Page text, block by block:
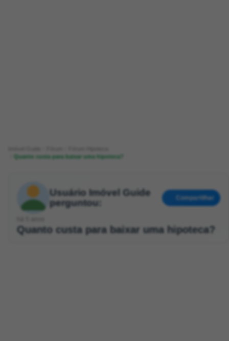
Quanto custa para baixar uma hipoteca?
Usuário Imóvel Guide
perguntou:
Compartilhar
Quanto custa para baixar uma hipoteca?